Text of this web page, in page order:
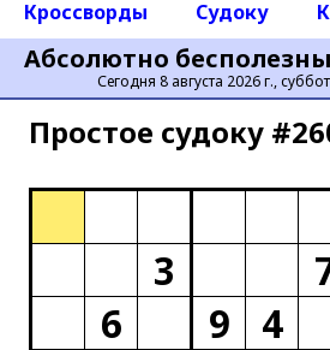
Абсолютно
Сегодня 8 августа 2026 г.,
Кроссворды Судоку
Простое cудоку
3
6
9 4